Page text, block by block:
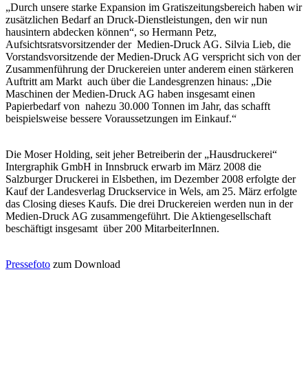
„Durch unsere starke Expansion im Gratiszeitungsbereich haben wir
zusätzlichen Bedarf an Druck-Dienstleistungen, den wir nun
hausintern abdecken können“, so Hermann Petz,
Aufsichtsratsvorsitzender der Medien-Druck AG. Silvia Lieb, die
Vorstandsvorsitzende der Medien-Druck AG verspricht sich von der
Zusammenführung der Druckereien unter anderem einen stärkeren
Auftritt am Markt auch über die Landesgrenzen hinaus: „Die
Maschinen der Medien-Druck AG haben insgesamt einen
Papierbedarf von nahezu 30.000 Tonnen im Jahr, das schafft
beispielsweise bessere Voraussetzungen im Einkauf.“
Die Moser Holding, seit jeher Betreiberin der „Hausdruckerei“
Intergraphik GmbH in Innsbruck erwarb im März 2008 die
Salzburger Druckerei in Elsbethen, im Dezember 2008 erfolgte der
Kauf der Landesverlag Druckservice in Wels, am 25. März erfolgte
das Closing dieses Kaufs. Die drei Druckereien werden nun in der
Medien-Druck AG zusammengeführt. Die Aktiengesellschaft
beschäftigt insgesamt über 200 MitarbeiterInnen.
Pressefoto zum Download